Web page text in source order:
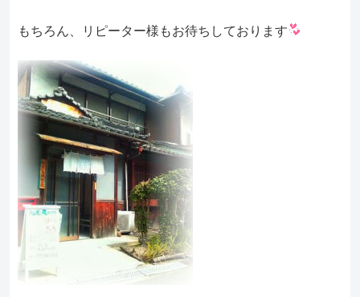
もちろん、リピーター様もお待ちしております